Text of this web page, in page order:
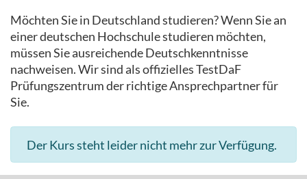
Möchten Sie in Deutschland studieren? Wenn Sie an
einer deutschen Hochschule studieren möchten,
müssen Sie ausreichende Deutschkenntnisse
nachweisen. Wir sind als offizielles TestDaF
Prüfungszentrum der richtige Ansprechpartner für
Sie.
Der Kurs steht leider nicht mehr zur Verfügung.